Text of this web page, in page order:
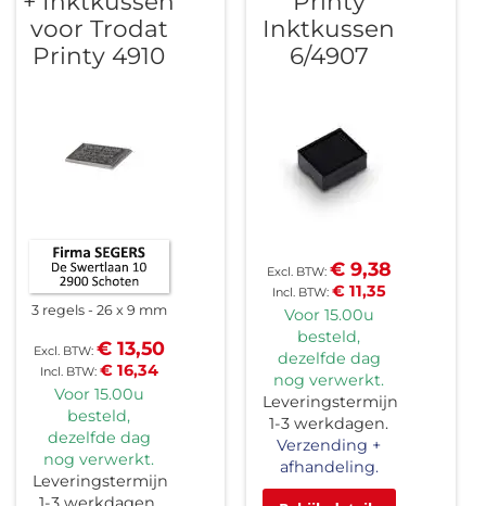
voor Trodat
Printy 4910
3 regels 26 x 9 mm
€ 16,34
€ 13,50
Voor 15.00u
besteld,
dezelfde dag
nog verwerkt.
Leveringstermijn
Inktkussen
6/4907
€ 11,35
€ 9,38
Voor 15.00u
besteld,
dezelfde dag
nog verwerkt.
Leveringstermijn
1-3 werkdagen.
Verzending +
afhandeling.